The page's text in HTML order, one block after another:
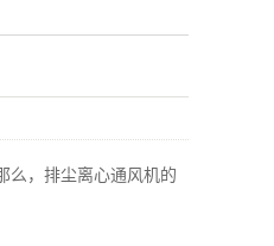
么，排尘离心通风机的